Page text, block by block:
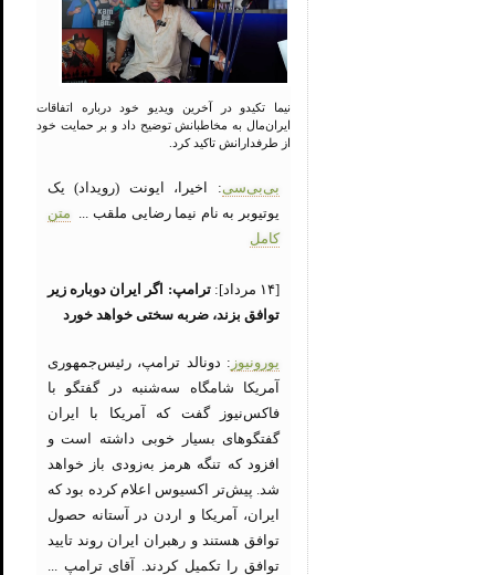
نیما تکیدو در آخرین ویدیو خود درباره اتفاقات
ایران‌مال به مخاطبانش توضیح داد و بر حمایت خود
از طرفدارانش تاکید کرد.
بی‌بی‌سی: اخیرا، ایونت (رویداد) یک
یوتیوبر به نام نیما رضایی ملقب ... متن
کامل
[۱۴ مرداد]:
ترامپ: اگر ایران دوباره زیر
توافق بزند، ضربه سختی خواهد خورد
یورونیوز : دونالد ترامپ، رئیس‌جمهوری
آمریکا شامگاه سه‌شنبه در گفتگو با
فاکس‌نیوز گفت که آمریکا با ایران
گفتگوهای بسیار خوبی داشته است و
افزود که تنگه هرمز به‌زودی باز خواهد
شد. پیش‌تر اکسیوس اعلام کرده بود که
ایران، آمریکا و اردن در آستانه حصول
توافق هستند و رهبران ایران روند تایید
توافق را تکمیل کردند. آقای ترامپ ...